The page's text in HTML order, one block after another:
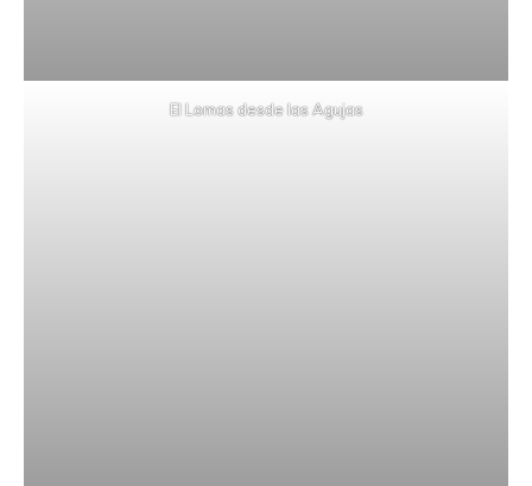
El Lomas desde las Agujas